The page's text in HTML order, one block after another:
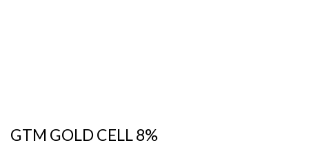
GTM GOLD CELL 8%